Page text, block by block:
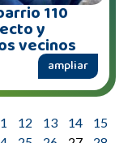
110
y
vecinos
ampliar
12 13 14
15